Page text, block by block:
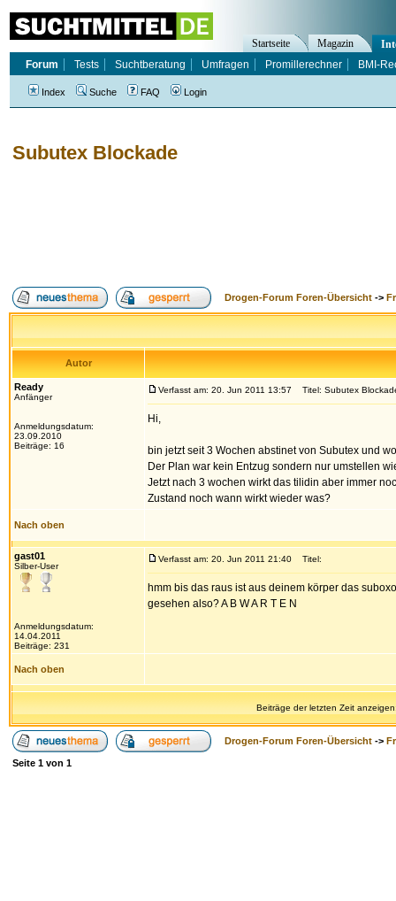
Subutex Blockade
Drogen-Forum Foren-Übersicht ->
Autor
Ready
Anfänger
Anmeldungsdatum:
23.09.2010
Beiträge: 16
Verfasst am: 20. Jun 2011 13:57 Titel: Subutex
Hi,
bin jetzt seit 3 Wochen abstinet von Subutex und
Der Plan war kein Entzug sondern nur umstellen
Jetzt nach 3 wochen wirkt das tilidin aber immer
Zustand noch wann wirkt wieder was?
Nach oben
gast01
Silber-User
Anmeldungsdatum:
14.04.2011
Beiträge: 231
Verfasst am: 20. Jun 2011 21:40 Titel:
hmm bis das raus ist aus deinem körper das
gesehen also? A B W A R T E N
Nach oben
Beiträge der letzten Zeit
Drogen-Forum Foren-Übersicht ->
Seite 1 von 1
Startseite Magazin
Forum
Tests Suchtberatung Umfragen Promillerechner BMI-
Index Suche FAQ Login